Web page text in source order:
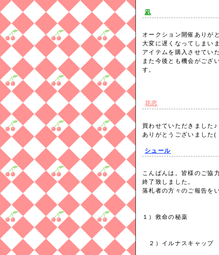
凪
オークション開催ありが
大変に遅くなってしまい
アイテムを購入させてい
また今後とも機会がござ
す。
花恋
買わせていただきました♪
ありがとうございまし
シュール
こんばんは。皆様のご協
終了致しました。
落札者の方々のご報告を
１）救命の秘
２）イルナス